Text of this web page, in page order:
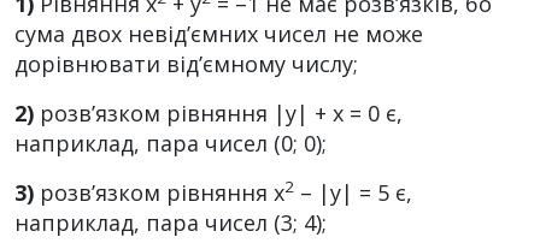
сума двох невід’ємних чисел не може
дорівнювати від’ємному числу;
2) розв’язком рівняння |у| + х = 0 є,
наприклад, пара чисел (0; 0);
3) розв’язком рівняння x2 – |у| = 5 є,
наприклад, пара чисел (3; 4);